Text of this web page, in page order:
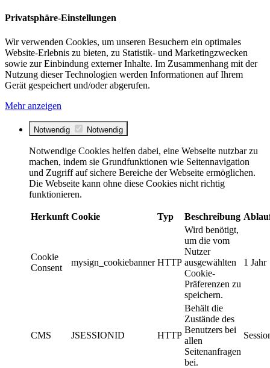
Privatsphäre-Einstellungen
Wir verwenden Cookies, um unseren Besuchern ein optimales
Website-Erlebnis zu bieten, zu Statistik- und Marketingzwecken
sowie zur Einbindung externer Inhalte. Im Zusammenhang mit der
Nutzung dieser Technologien werden Informationen auf Ihrem
Gerät gespeichert und/oder abgerufen.
Mehr anzeigen
Notwendig Notwendig
Notwendige Cookies helfen dabei, eine Webseite nutzbar zu
machen, indem sie Grundfunktionen wie Seitennavigation
und Zugriff auf sichere Bereiche der Webseite ermöglichen.
Die Webseite kann ohne diese Cookies nicht richtig
funktionieren.
Herkunft Cookie Typ Beschreibung
Cookie
Consent
mysign_cookiebanner HTTP
Wird benötigt,
um die vom
Nutzer
ausgewählten
Cookie-
Präferenzen zu
speichern.
1 Jahr
CMS JSESSIONID HTTP
Behält die
Zustände des
Benutzers bei
allen
Seitenanfragen
bei.